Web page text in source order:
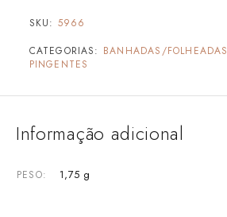
SKU: 5966
CATEGORIAS: BANHADAS/FOLHEADAS
PINGENTES
Informação adicional
PESO 1,75 g